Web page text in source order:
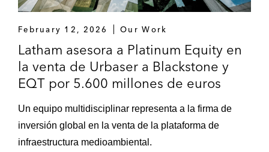
February 12, 2026 Our Work
Latham asesora a Platinum Equity en
la venta de Urbaser a Blackstone y
EQT por 5.600 millones de euros
Un equipo multidisciplinar representa a la firma de
inversión global en la venta de la plataforma de
infraestructura medioambiental.